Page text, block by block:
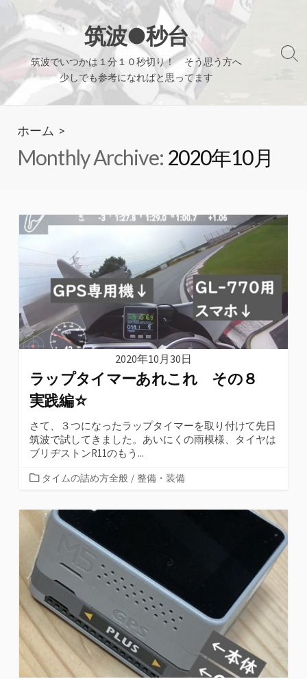
テ
ン
ツ
筑波●秒台
筑波でいつかは１分１０秒切り！ そう思う方へ
少しでも参考になればと思ってます
検
り
ホーム >
Monthly Archive: 2020年10月
2020年10月30日
ラップタイマーあれこれ その８
実践編☆
さて、３つになったラップタイマーを取り付けて先日
筑波で試してきました。あいにくの雨模様、タイヤは
ブリヂストンR11のもう...
カ
ゴ
リ
ー
タイムの詰め方全般 / 整備・装備